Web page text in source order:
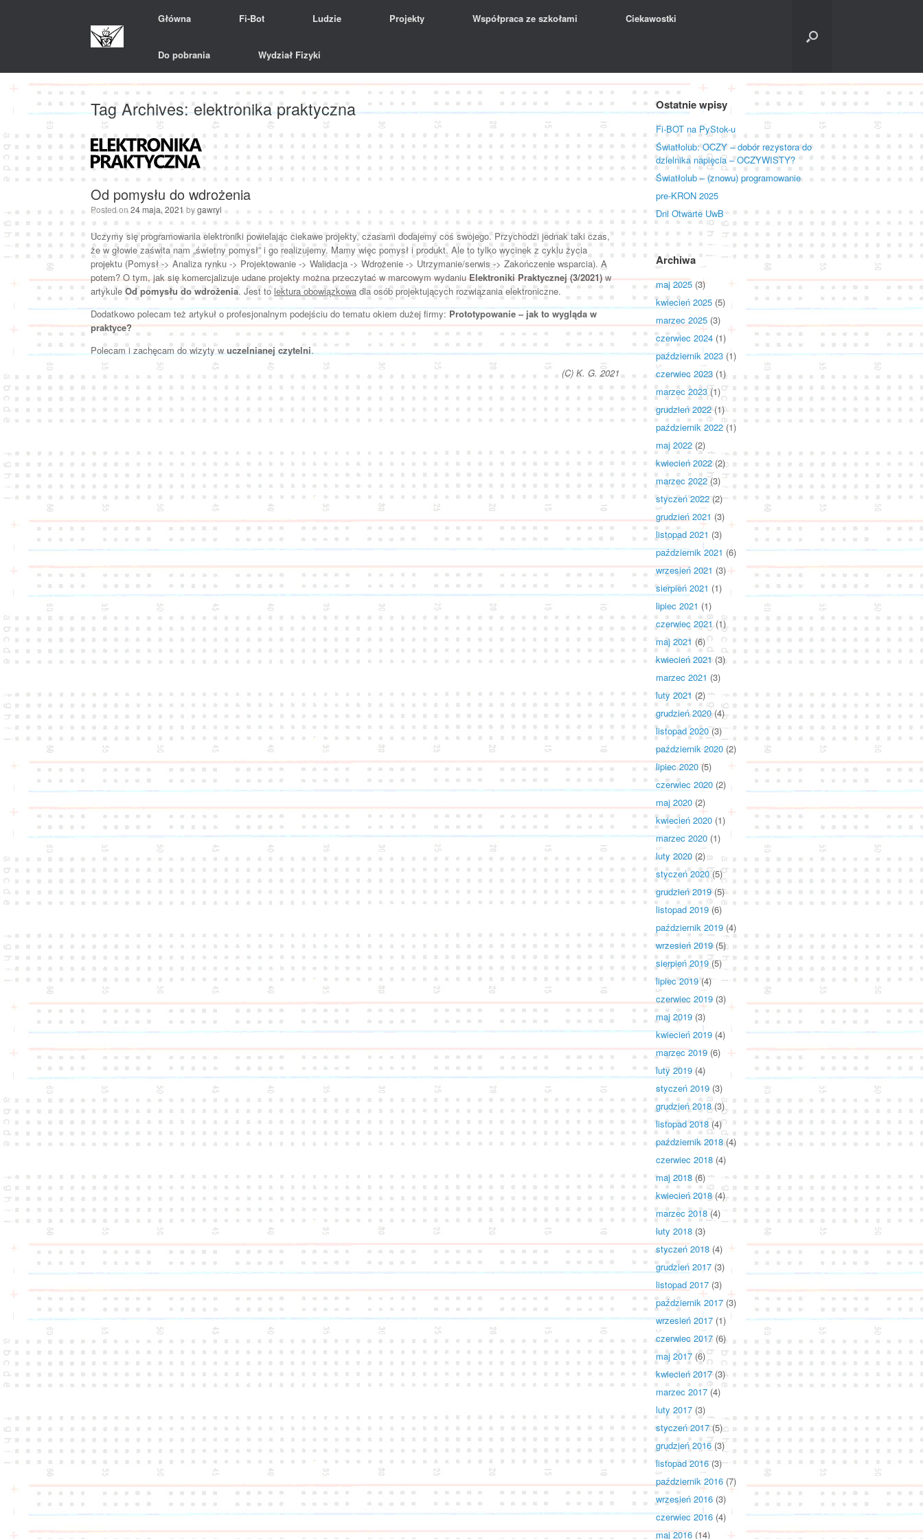
Główna Fi-Bot Ludzie Projekty Współpraca ze szkołami Ciekawostki
Do pobrania Wydział Fizyki
Tag Archives:elektronika praktyczna
Od pomysłu do wdrożenia
Posted on 24 maja, 2021bygawryl
Uczymy się programowania elektroniki powielając ciekawe projekty, czasami dodajemy coś swojego. Przychodzi jednak taki czas,
że w głowie zaświta nam „świetny pomysł” i go realizujemy. Mamy więc pomysł i produkt. Ale to tylko wycinek z cyklu życia
projektu (Pomysł -> Analiza rynku -> Projektowanie -> Walidacja -> Wdrożenie -> Utrzymanie/serwis -> Zakończenie wsparcia). A
potem? O tym, jak się komercjalizuje udane projekty można przeczytać w marcowym wydaniuElektroniki Praktycznej (3/2021)w
artykule Od pomysłu do wdrożenia. Jest to lektura obowiązkowa dla osób projektujących rozwiązania elektroniczne.
Dodatkowo polecam też artykuł o profesjonalnym podejściu do tematu okiem dużej firmy:Prototypowanie – jak to wygląda w
praktyce?
Polecam i zachęcam do wizyty wuczelnianej czytelni.
(C) K. G. 2021
Ostatnie wpisy
Fi-BOT na PyStok-u
Światłolub: OCZY – dobór rezystora do
dzielnika napięcia – OCZYWISTY?
Światłolub – (znowu) programowanie
pre-KRON 2025
Dni Otwarte UwB
Archiwa
maj 2025 (3)
kwiecień 2025 (5)
marzec 2025 (3)
czerwiec 2024 (1)
październik 2023 (1)
czerwiec 2023 (1)
marzec 2023(1)
grudzień 2022(1)
październik 2022(1)
maj 2022 (2)
kwiecień 2022(2)
marzec 2022(3)
styczeń 2022(2)
grudzień 2021 (3)
listopad 2021 (3)
październik 2021 (6)
wrzesień 2021 (3)
sierpień 2021 (1)
lipiec 2021 (1)
czerwiec 2021 (1)
maj 2021 (6)
kwiecień 2021(3)
marzec 2021 (3)
luty 2021 (2)
grudzień 2020(4)
listopad 2020(3)
październik 2020 (2)
lipiec 2020(5)
czerwiec 2020 (2)
maj 2020 (2)
kwiecień 2020 (1)
marzec 2020 (1)
luty 2020 (2)
styczeń 2020(5)
grudzień 2019(5)
listopad 2019 (6)
październik 2019 (4)
wrzesień 2019(5)
sierpień 2019(5)
lipiec 2019(4)
czerwiec 2019 (3)
maj 2019 (3)
kwiecień 2019 (4)
marzec 2019 (6)
luty 2019 (4)
styczeń 2019 (3)
grudzień 2018(3)
listopad 2018(4)
październik 2018(4)
czerwiec 2018 (4)
maj 2018 (6)
kwiecień 2018(4)
marzec 2018(4)
luty 2018 (3)
styczeń 2018 (4)
grudzień 2017 (3)
listopad 2017 (3)
październik 2017 (3)
wrzesień 2017 (1)
czerwiec 2017 (6)
maj 2017 (6)
kwiecień 2017(3)
marzec 2017 (4)
luty 2017 (3)
styczeń 2017(5)
grudzień 2016(3)
listopad 2016(3)
październik 2016 (7)
wrzesień 2016 (3)
czerwiec 2016 (4)
maj 2016 (14)